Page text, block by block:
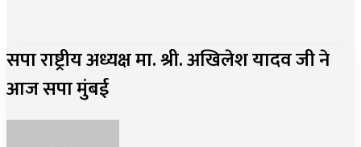
सपा राष्ट्रीय अध्यक्ष मा. श्री. अखिलेश यादव जी ने
आज सपा मुंबई